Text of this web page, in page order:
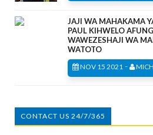
JAJI WA MAHAKAMA
PAUL KIHWELO
WAWEZESHAJI WA
WATOTO
NOV 15 2021 -
CONTACT US 24/7/365